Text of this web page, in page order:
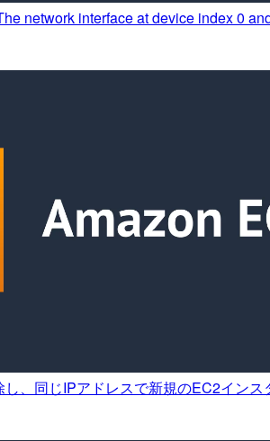
network interface at device index 0
、同じIPアドレスで新規のEC2イン